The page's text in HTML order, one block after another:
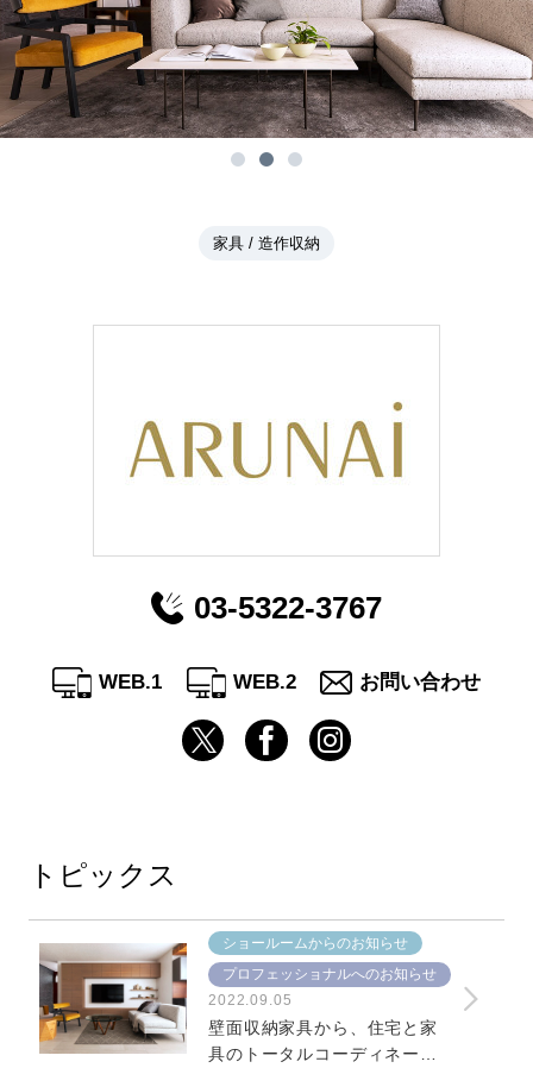
家具 / 造作収納
03-5322-3767
WEB.1 WEB.2 お問い合わせ
トピックス
ショールームからのお知らせ
プロフェッショナルへのお知らせ
2022.09.05
壁面収納家具から、住宅と家
具のトータルコーディネート